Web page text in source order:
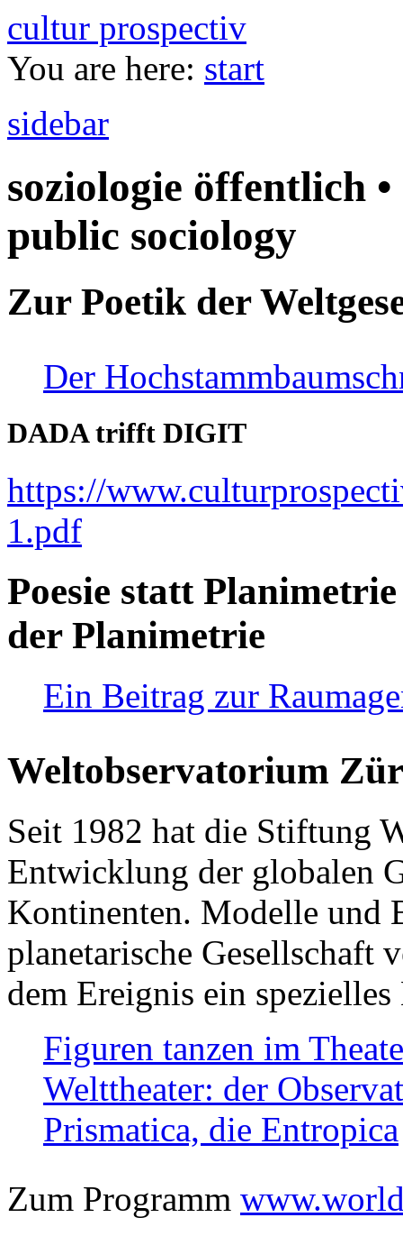
cultur prospectiv
You are here: start
sidebar
soziologie öffentlich
public sociology
Zur Poetik der
Der
DADA trifft DIGIT
https://
1.pdf
Poesie statt
der Planimetrie
Ein Beitrag zur
Weltobservatorium
Seit 1982 hat die Stiftung
Entwicklung der globalen
Kontinenten. Modelle und
planetarische Gesellschaft
dem Ereignis ein
Figuren tanzen im
Welttheater: der
Prismatica, die Entropica
Zum Programm